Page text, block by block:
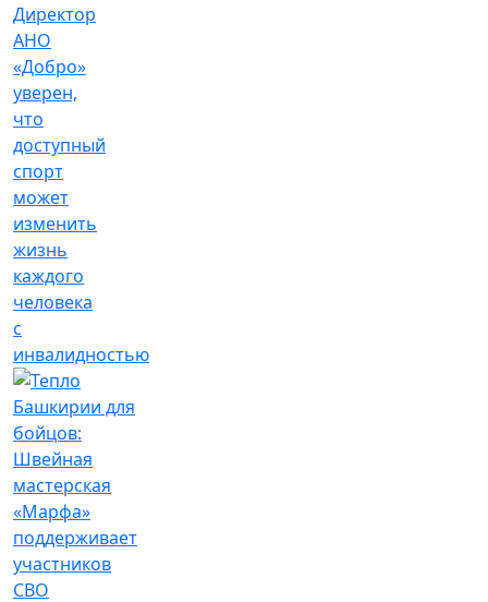
Директор
АНО
«Добро»
уверен,
что
доступный
спорт
может
изменить
жизнь
каждого
человека
с
инвалидностью